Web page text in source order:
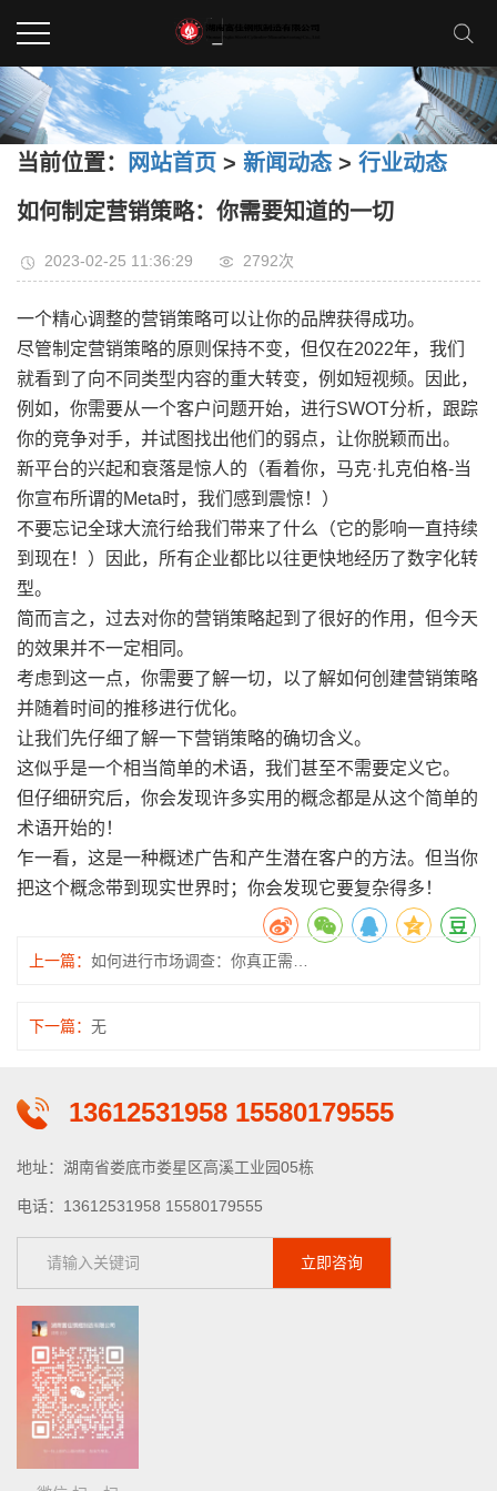
当前位置： 网站首页 > 新闻动态 > 行业动态
如何制定营销策略：你需要知道的一切
2023-02-25 11:36:29 2792次
一个精心调整的营销策略可以让你的品牌获得成功。
尽管制定营销策略的原则保持不变，但仅在2022年，我们
就看到了向不同类型内容的重大转变，例如短视频。因此，
例如，你需要从一个客户问题开始，进行SWOT分析，跟踪
你的竞争对手，并试图找出他们的弱点，让你脱颖而出。
新平台的兴起和衰落是惊人的（看着你，马克·扎克伯格-当
你宣布所谓的Meta时，我们感到震惊！）
不要忘记全球大流行给我们带来了什么（它的影响一直持续
到现在！）因此，所有企业都比以往更快地经历了数字化转
型。
简而言之，过去对你的营销策略起到了很好的作用，但今天
的效果并不一定相同。
考虑到这一点，你需要了解一切，以了解如何创建营销策略
并随着时间的推移进行优化。
让我们先仔细了解一下营销策略的确切含义。
这似乎是一个相当简单的术语，我们甚至不需要定义它。
但仔细研究后，你会发现许多实用的概念都是从这个简单的
术语开始的！
乍一看，这是一种概述广告和产生潜在客户的方法。但当你
把这个概念带到现实世界时；你会发现它要复杂得多！
上一篇：
下一篇： 无
13612531958 15580179555
地址：湖南省娄底市娄星区高溪工业园05栋
电话：13612531958 15580179555